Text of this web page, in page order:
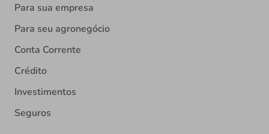
Para sua empresa
Para seu agronegócio
Conta Corrente
Crédito
Investimentos
Seguros